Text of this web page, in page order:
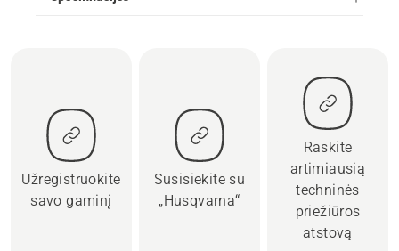
Užregistruokite
savo gaminį
Susisiekite su
„Husqvarna“
Raskite
artimiausią
techninės
priežiūros
atstovą